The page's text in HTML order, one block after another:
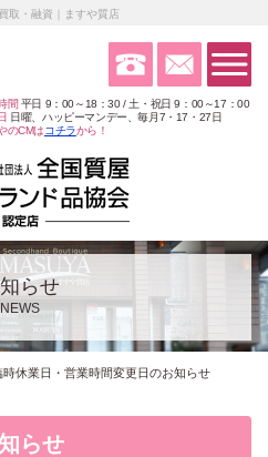
取・融資｜ますや質店
間 平日 9：00～18：30 / 土・祝日 9：00～17：00
日曜、ハッピーマンデー、毎月7・17・27日
のCMはコチラから！
らせ
NEWS
休業日・営業時間変更日のお知らせ
らせ